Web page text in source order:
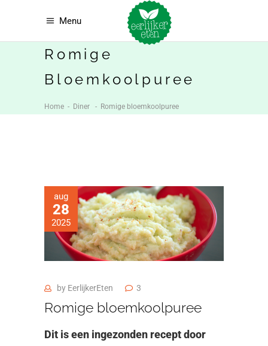
Menu
Romige
Bloemkoolpuree
Home - Diner - Romige bloemkoolpuree
aug
28
2025
by EerlijkerEten 3
Romige bloemkoolpuree
Dit is een ingezonden recept door